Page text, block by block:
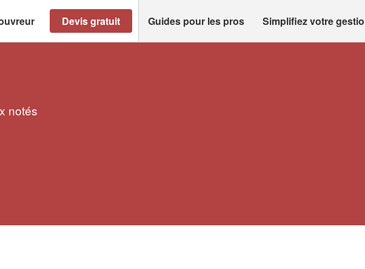
Devis gratuit Guides pour les pros Simplifiez votre
notés